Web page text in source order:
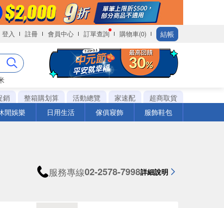
登入 註冊 會員中心 訂單查詢 購物車(0) 結帳
銷 整箱購划算 活動總覽 家速配
超商取貨
閒娛樂 日用生活 傢俱寢飾 服飾鞋包
服務專線02-2578-7998詳細說明